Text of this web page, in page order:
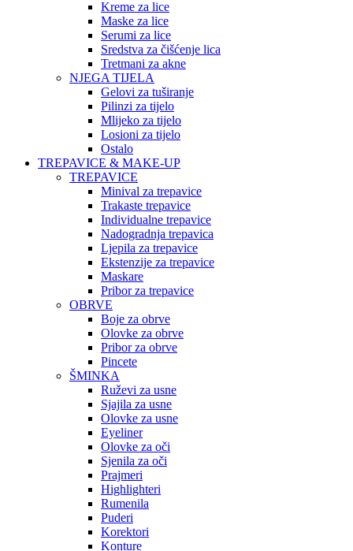
Kreme za lice
Maske za lice
Serumi za lice
Sredstva za čišćenje lica
Tretmani za akne
NJEGA TIJELA
Gelovi za tuširanje
Pilinzi za tijelo
Mlijeko za tijelo
Losioni za tijelo
Ostalo
TREPAVICE & MAKE-UP
TREPAVICE
Minival za trepavice
Trakaste trepavice
Individualne trepavice
Nadogradnja trepavica
Ljepila za trepavice
Ekstenzije za trepavice
Maskare
Pribor za trepavice
OBRVE
Boje za obrve
Olovke za obrve
Pribor za obrve
Pincete
ŠMINKA
Ruževi za usne
Sjajila za usne
Olovke za usne
Eyeliner
Olovke za oči
Sjenila za oči
Prajmeri
Highlighteri
Rumenila
Puderi
Korektori
Konture